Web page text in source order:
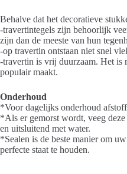
Behalve dat het decoratieve
-travertintegels zijn behoorlijk
zijn dan de meeste van hun
-op travertin ontstaan niet snel
-travertin is vrij duurzaam. Het is
populair maakt.
Onderhoud
*Voor dagelijks onderhoud
*Als er gemorst wordt, veeg
en uitsluitend met water.
*Sealen is de beste manier om
perfecte staat te houden.